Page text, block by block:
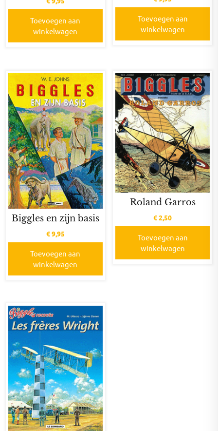
Toevoegen aan
winkelwagen
Toevoegen aan
winkelwagen
Biggles en zijn basis
€9,95
Toevoegen aan
winkelwagen
Roland Garros
€2,50
Toevoegen aan
winkelwagen